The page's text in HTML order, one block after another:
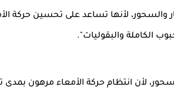
والسحور، لأنها تساعد على تحسين
الكاملة والبقوليات".
لأن انتظام حركة الأمعاء مرهون